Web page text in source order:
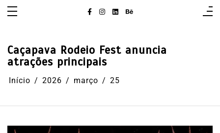
Caçapava Rodeio Fest anuncia
atrações principais
Início 2026 março 25